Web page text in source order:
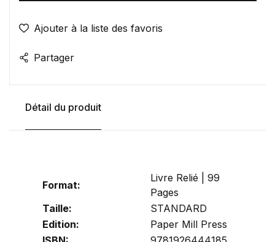
Ajouter à la liste des favoris
Partager
Détail du produit
Format:
Livre Relié | 99
Pages
Taille:
STANDARD
Edition:
Paper Mill Press